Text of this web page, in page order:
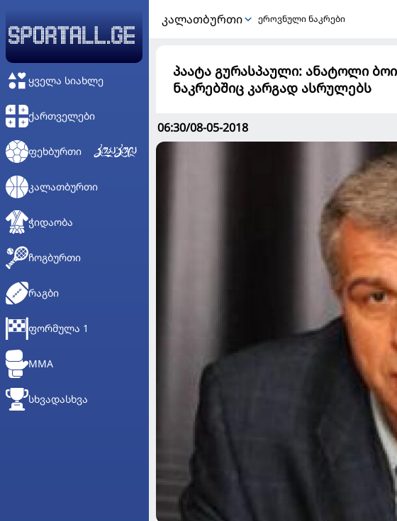
ᲧᲕᲔᲚᲐ ᲡᲘᲐᲮᲚᲔ
ᲥᲐᲠᲗᲕᲔᲚᲔᲑᲘ
ᲤᲔᲮᲑᲣᲠᲗᲘ
ᲙᲐᲚᲐᲗᲑᲣᲠᲗᲘ
ᲭᲘᲓᲐᲝᲑᲐ
ᲩᲝᲒᲑᲣᲠᲗᲘ
ᲠᲐᲒᲑᲘ
ᲤᲝᲠᲛᲣᲚᲐ 1
MMA
ᲡᲮᲕᲐᲓᲐᲡᲮᲕᲐ
ᲙᲐᲚᲐᲗᲑᲣᲠᲗᲘ ეროვნული ნაკრები
პაატა გურასპაული: ანატოლი
ნაკრებშიც კარგად ასრულებს
06:30/08-05-2018